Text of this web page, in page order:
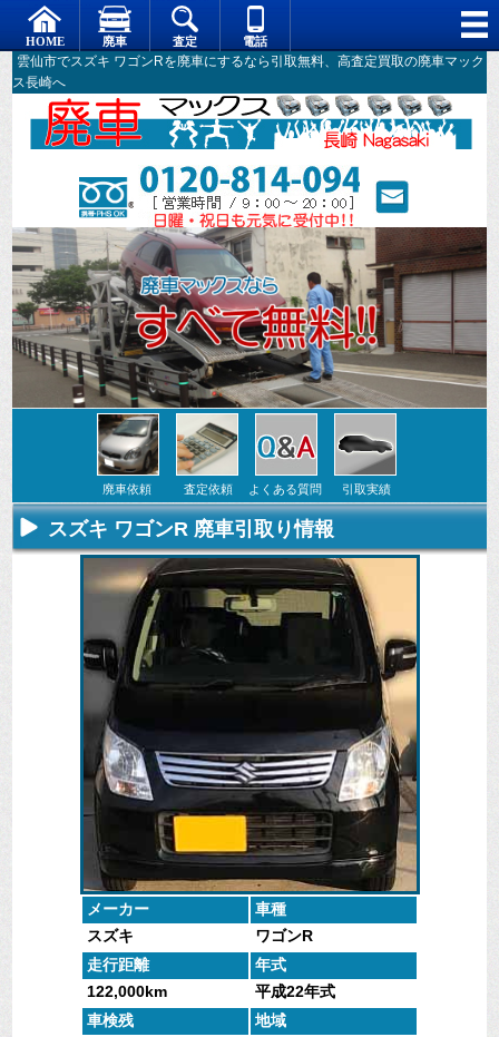
雲仙市でスズキ ワゴンRを廃車にするなら引取無料、高査定買取の廃車マック
ス長崎へ
廃車依頼
不要になった
車の廃車手続
きを行いま
す。
査定依頼
専門スタッフ
がしっかりと
よくある質問
廃車全般に関
するよくある
にお答えしま
す。
引取実績
た車や下取り
で買取った車
の実績デー
タ。
スズキ ワゴンR 廃車引取り情報
メーカー
車種
スズキ
ワゴンR
走行距離
年式
122,000km
平成22年式
車検残
地域